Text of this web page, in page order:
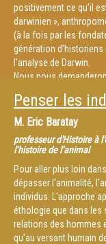
La revue 'Sciences et
les sept meilleurs livres
http://
livres-parmi-les-
positivement ce qu’il
darwinien »,
(à la fois par les
génération
l’analyse de Darwin.
Nous nous
contribué à occulter
difficiles à penser, de la
est possible de
affirmer la continuité de
l’originalité des vies
aux tensions entre ces
deux formes possibles
animaliste dans la
l’anthropomorphisme
Penser les
M. Eric Baratay
professeur d'Histoire à
l’histoire de l’animal
Pour aller plus loin
dépasser l'animalité,
individus. L'approche
éthologie que dans les
relations des hommes
qu'au versant humain